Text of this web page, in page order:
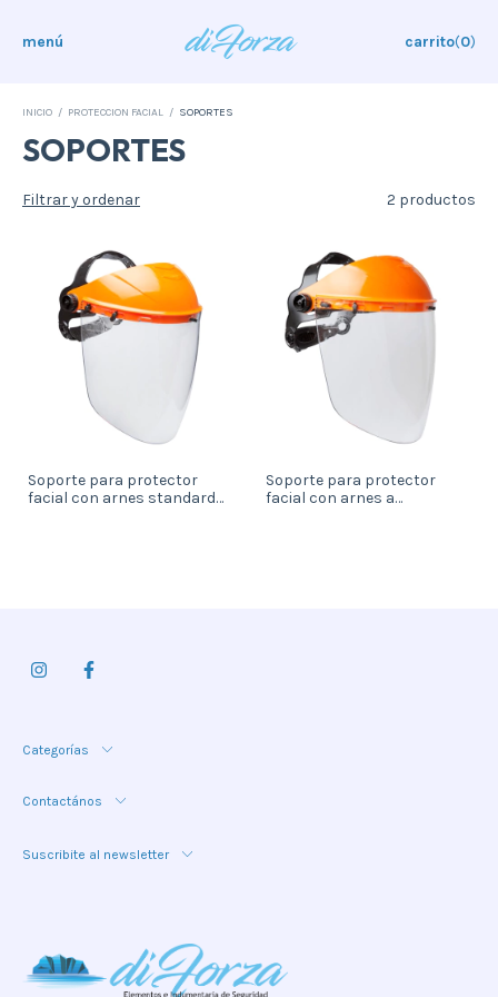
menú carrito(0)
INICIO / PROTECCION FACIAL / SOPORTES
SOPORTES
Filtrar y ordenar 2 productos
Soporte para protector
facial con arnes standard
Soporte para protector
facial con arnes a
Categorías
Contactános
Suscribite al newsletter